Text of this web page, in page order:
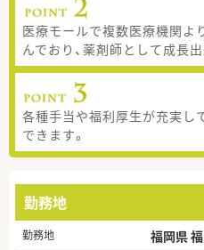
医療モールで複数医療機関よ
んでおり、薬剤師として成長
各種手当や福利厚生が充実し
できます。
勤務地
勤務地 福岡県